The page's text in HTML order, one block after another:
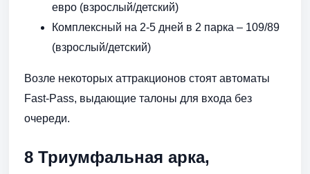
евро (взрослый/детский)
Комплексный на 2-5 дней в 2 парка – 109/89
(взрослый/детский)
Возле некоторых аттракционов стоят автоматы
Fast-Pass, выдающие талоны для входа без
очереди.
8 Триумфальная арка,